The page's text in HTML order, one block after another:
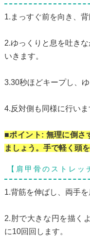
1.まっすぐ前を向き、
2.ゆっくりと息を吐き
いきます。
3.30秒ほどキープし、
4.反対側も同様に行いま
■ポイント: 無理に倒さ
ましょう。手で軽く頭
【肩甲骨のストレッ
1.背筋を伸ばし、両手を
2.肘で大きな円を描く
に10回回します。